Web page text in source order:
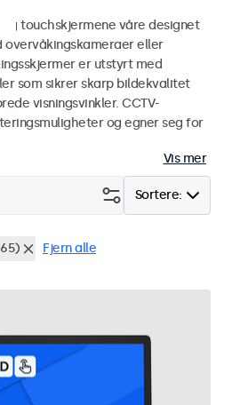
touchskjermene våre designet
overvåkingskameraer eller
er utstyrt med
som sikrer skarp bildekvalitet
visningsvinkler. CCTV-
og egner seg for
Vis mer
Sortere:
Fjern alle